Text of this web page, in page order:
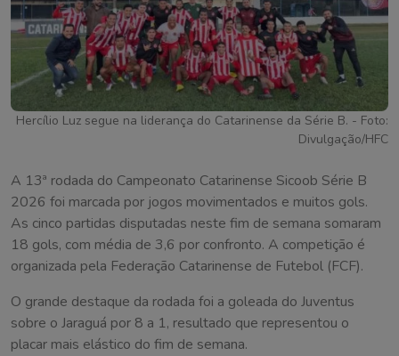
Hercílio Luz segue na liderança do Catarinense da Série B. - Foto:
Divulgação/HFC
A 13ª rodada do Campeonato Catarinense Sicoob Série B
2026 foi marcada por jogos movimentados e muitos gols.
As cinco partidas disputadas neste fim de semana somaram
18 gols, com média de 3,6 por confronto. A competição é
organizada pela Federação Catarinense de Futebol (FCF).
O grande destaque da rodada foi a goleada do Juventus
sobre o Jaraguá por 8 a 1, resultado que representou o
placar mais elástico do fim de semana.